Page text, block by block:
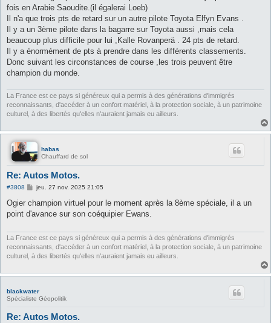
a
g
fois en Arabie Saoudite.(il égalerai Loeb)
Il n'a que trois pts de retard sur un autre pilote Toyota Elfyn Evans .
Il y a un 3ème pilote dans la bagarre sur Toyota aussi ,mais cela
beaucoup plus difficile pour lui ,Kalle Rovanperä . 24 pts de retard.
Il y a énormément de pts à prendre dans les différents classements.
Donc suivant les circonstances de course ,les trois peuvent être
champion du monde.
La France est ce pays si généreux qui a permis à des générations d'immigrés
reconnaissants, d'accéder à un confort matériel, à la protection sociale, à un patrimoine
culturel, à des libertés qu'elles n'auraient jamais eu ailleurs.
habas
Chauffard de sol
Re: Autos Motos.
#3808
M
s
a
jeu. 27 nov. 2025 21:05
Ogier champion virtuel pour le moment après la 8ème spéciale, il a un
point d'avance sur son coéquipier Ewans.
La France est ce pays si généreux qui a permis à des générations d'immigrés
reconnaissants, d'accéder à un confort matériel, à la protection sociale, à un patrimoine
culturel, à des libertés qu'elles n'auraient jamais eu ailleurs.
blackwater
Spécialiste Géopolitik
Re: Autos Motos.